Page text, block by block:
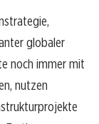
globaler
noch immer mit
nutzen